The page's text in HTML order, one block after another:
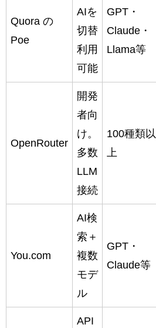
Quora の
Poe
AIを
切替
利用
可能
GPT・
Claude・
Llama等
OpenRouter
開発
者向
け。
多数
LLM
接続
100種類以
上
You.com
AI検
索＋
複数
モデ
ル
GPT・
Claude等
API